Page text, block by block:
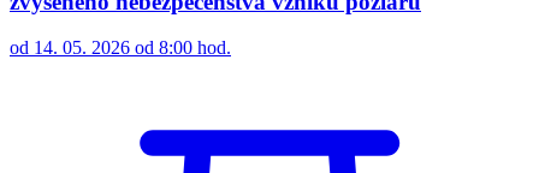
od 14. 05. 2026 od 8:00 hod.